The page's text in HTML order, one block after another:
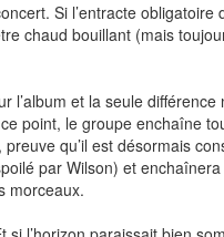
Si l’entracte obligatoire
chaud bouillant (mais
l’album et la seule différence
point, le groupe enchaîne
qu’il est désormais
par Wilson) et
morceaux.